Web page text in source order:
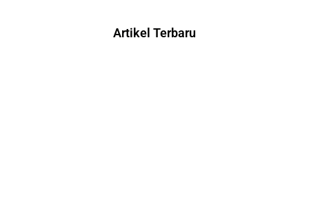
Artikel Terbaru